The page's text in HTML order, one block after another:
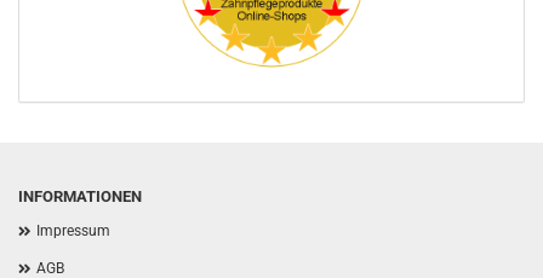
INFORMATIONEN
Impressum
AGB